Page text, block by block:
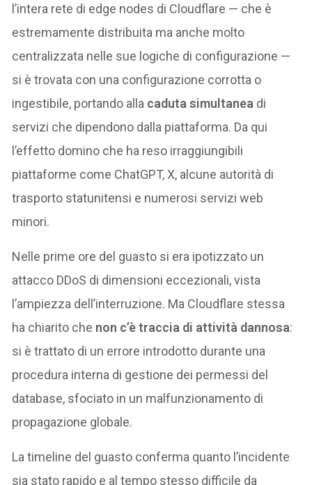
l’intera rete di edge nodes di Cloudflare — che è
estremamente distribuita ma anche molto
centralizzata nelle sue logiche di configurazione —
si è trovata con una configurazione corrotta o
ingestibile, portando alla caduta simultanea di
servizi che dipendono dalla piattaforma. Da qui
l’effetto domino che ha reso irraggiungibili
piattaforme come ChatGPT, X, alcune autorità di
trasporto statunitensi e numerosi servizi web
minori.
Nelle prime ore del guasto si era ipotizzato un
attacco DDoS di dimensioni eccezionali, vista
l’ampiezza dell’interruzione. Ma Cloudflare stessa
ha chiarito che non c’è traccia di attività dannosa:
si è trattato di un errore introdotto durante una
procedura interna di gestione dei permessi del
database, sfociato in un malfunzionamento di
propagazione globale.
La timeline del guasto conferma quanto l’incidente
sia stato rapido e al tempo stesso difficile da